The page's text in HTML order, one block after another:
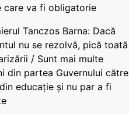
care va fi obligatorie
Tanczos Barna: Dacă
nu se rezolvă, pică toată
/ Sunt mai multe
din partea Guvernului către
educație și nu par a fi